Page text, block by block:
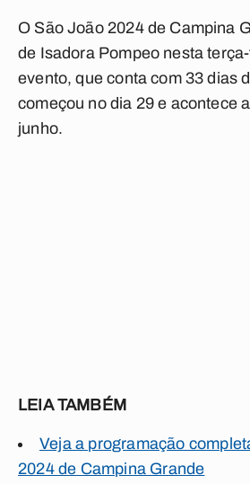
O São João 2024 de Campina
de Isadora Pompeo nesta
evento, que conta com 33 dias
começou no dia 29 e acontece
junho.
LEIA TAMBÉM
Veja a programação
2024 de Campina Grande